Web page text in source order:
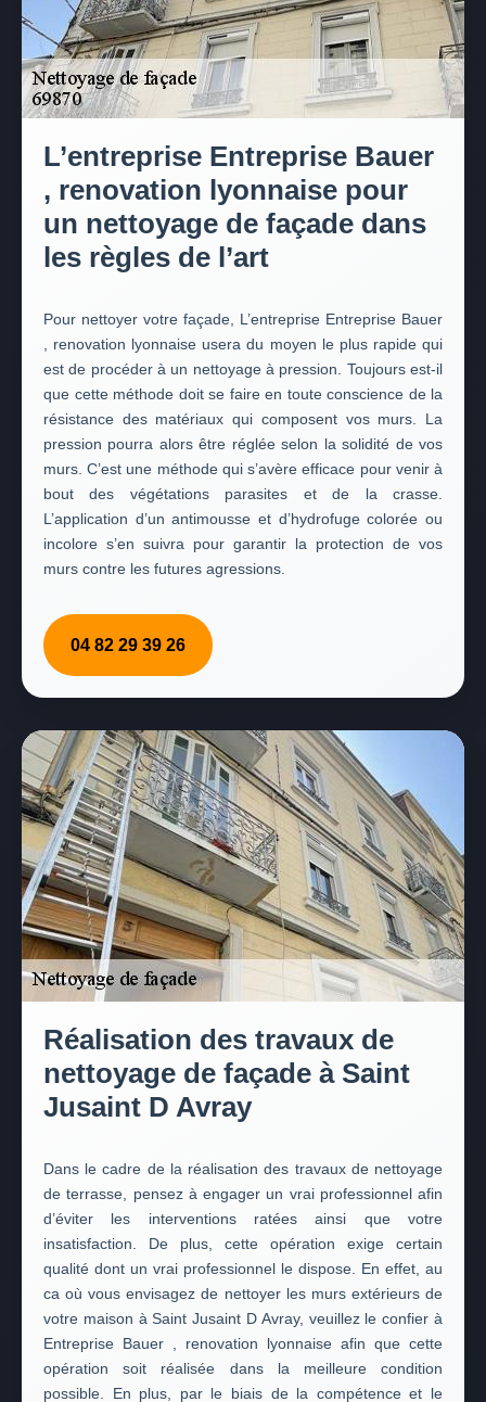
L’entreprise Entreprise Bauer
, renovation lyonnaise pour
un nettoyage de façade dans
les règles de l’art
Pour nettoyer votre façade, L’entreprise Entreprise Bauer
, renovation lyonnaise usera du moyen le plus rapide qui
est de procéder à un nettoyage à pression. Toujours est-il
que cette méthode doit se faire en toute conscience de la
résistance des matériaux qui composent vos murs. La
pression pourra alors être réglée selon la solidité de vos
murs. C’est une méthode qui s’avère efficace pour venir à
bout des végétations parasites et de la crasse.
L’application d’un antimousse et d’hydrofuge colorée ou
incolore s’en suivra pour garantir la protection de vos
murs contre les futures agressions.
04 82 29 39 26
Réalisation des travaux de
nettoyage de façade à Saint
Jusaint D Avray
Dans le cadre de la réalisation des travaux de nettoyage
de terrasse, pensez à engager un vrai professionnel afin
d’éviter les interventions ratées ainsi que votre
insatisfaction. De plus, cette opération exige certain
qualité dont un vrai professionnel le dispose. En effet, au
ca où vous envisagez de nettoyer les murs extérieurs de
votre maison à Saint Jusaint D Avray, veuillez le confier à
Entreprise Bauer , renovation lyonnaise afin que cette
opération soit réalisée dans la meilleure condition
possible. En plus, par le biais de la compétence et le